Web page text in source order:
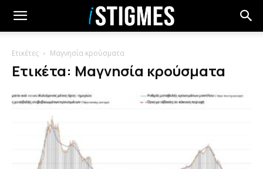
Ετικέτες Μαγνησία κρούσματα
Ετικέτα: Μαγνησία κρούσματα